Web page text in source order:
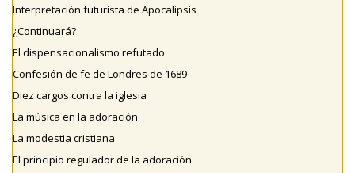
Interpretación futurista de Apocalipsis
¿Continuará?
El dispensacionalismo refutado
Confesión de fe de Londres de 1689
Diez cargos contra la iglesia
La música en la adoración
La modestia cristiana
El principio regulador de la adoración